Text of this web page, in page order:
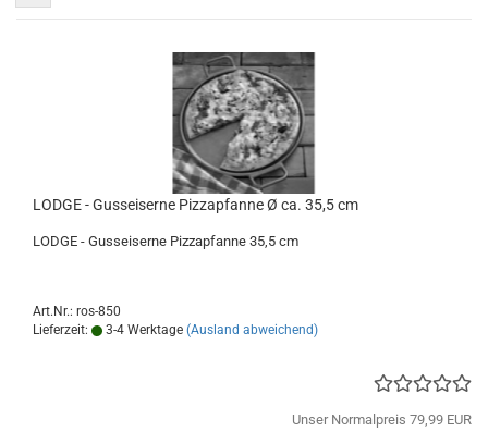
LODGE - Gusseiserne Pizzapfanne Ø ca. 35,5 cm
LODGE - Gusseiserne Pizzapfanne 35,5 cm
Art.Nr.: ros-850
Lieferzeit:
3-4 Werktage (Ausland abweichend)
Unser Normalpreis 79,99 EUR